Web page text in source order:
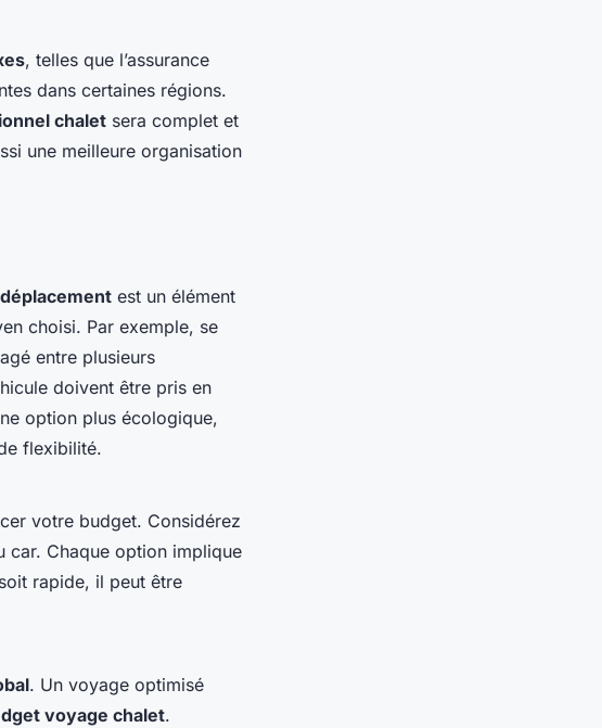
, telles que l’assurance
dans certaines régions.
chalet sera complet et
une meilleure organisation
est un élément
choisi. Par exemple, se
entre plusieurs
doivent être pris en
option plus écologique,
flexibilité.
votre budget. Considérez
car. Chaque option implique
rapide, il peut être
. Un voyage optimisé
voyage chalet.